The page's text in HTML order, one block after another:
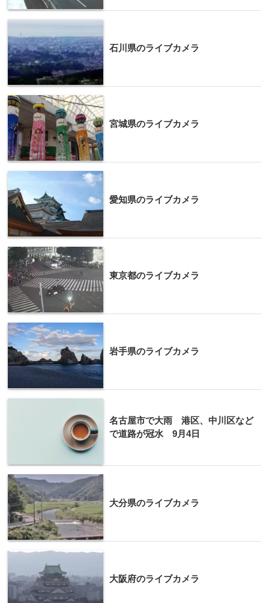
石川県のライブカメラ
宮城県のライブカメラ
愛知県のライブカメラ
東京都のライブカメラ
岩手県のライブカメラ
名古屋市で大雨 港区、中川区など
で道路が冠水 9月4日
大分県のライブカメラ
大阪府のライブカメラ